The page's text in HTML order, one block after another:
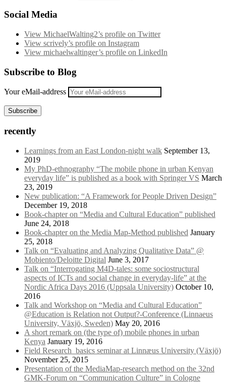
Social Media
View MichaelWalting2’s profile on Twitter
View scrively’s profile on Instagram
View michaelwaltinger’s profile on LinkedIn
Subscribe to Blog
Your eMail-address
Subscribe
recently
Learnings from an East London-night walk September 13,
2019
My PhD-ethnography “The mobile phone in urban Kenyan
everyday life” is published as a book with Springer VS March
23, 2019
New publication: “A Framework for People Driven Design”
December 19, 2018
Book-chapter on “Media and Cultural Education” published
June 24, 2018
Book-chapter on the Media Map-Method published January
25, 2018
Talk on “Evaluating and Analyzing Qualitative Data” @
Mobiento/Deloitte Digital June 3, 2017
Talk on “Interrogating M4D-tales: some sociostructural
aspects of ICTs and social change in everyday-life” at the
Nordic Africa Days 2016 (Uppsala University) October 10,
2016
Talk and Workshop on “Media and Cultural Education”
@Education is Relation not Output?-Conference (Linnaeus
University, Växjö, Sweden) May 20, 2016
A short remark on (the type of) mobile phones in urban
Kenya January 19, 2016
Field Research_basics seminar at Linnæus University (Växjö)
November 25, 2015
Presentation of the MediaMap-research method on the 32nd
GMK-Forum on “Communication Culture” in Cologne